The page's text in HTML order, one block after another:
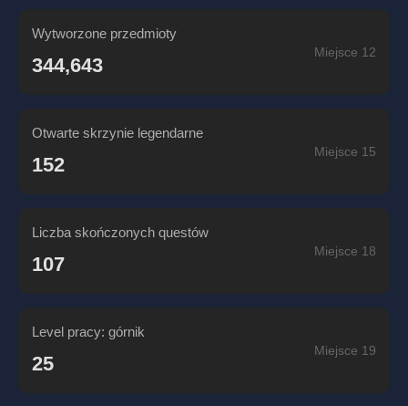
Wytworzone przedmioty
344,643
Miejsce 12
Otwarte skrzynie legendarne
152
Miejsce 15
Liczba skończonych questów
107
Miejsce 18
Level pracy: górnik
25
Miejsce 19